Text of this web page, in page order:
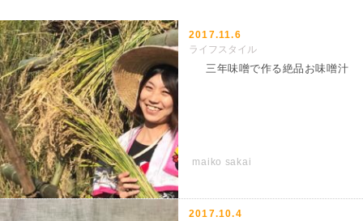
2017.11.6
ライフスタイル
maiko sakai
三年味噌で作る絶品お味噌汁
2017.10.4